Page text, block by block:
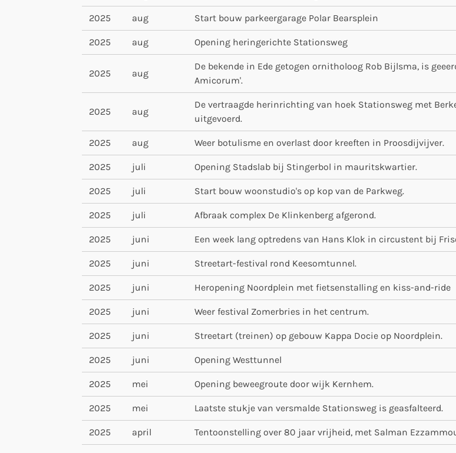
2025 aug Start bouw parkeergarage Polar Bearsplein
2025 aug Opening heringerichte Stationsweg
2025 aug
De bekende in Ede getogen ornitholoog Rob Bijlsma, is
Amicorum'.
2025 aug
De vertraagde herinrichting van hoek Stationsweg met
uitgevoerd.
2025 aug Weer botulisme en overlast door kreeften in Proosdijvijver.
2025 juli Opening Stadslab bij Stingerbol in mauritskwartier.
2025 juli Start bouw woonstudio's op kop van de Parkweg.
2025 juli Afbraak complex De Klinkenberg afgerond.
2025 juni Een week lang optredens van Hans Klok in circustent bij
2025 juni Streetart-festival rond Keesomtunnel.
2025 juni Heropening Noordplein met fietsenstalling en kiss-and-ride
2025 juni Weer festival Zomerbries in het centrum.
2025 juni Streetart (treinen) op gebouw Kappa Docie op Noordplein.
2025 juni Opening Westtunnel
2025 mei Opening beweegroute door wijk Kernhem.
2025 mei Laatste stukje van versmalde Stationsweg is geasfalteerd.
2025 april Tentoonstelling over 80 jaar vrijheid, met Salman